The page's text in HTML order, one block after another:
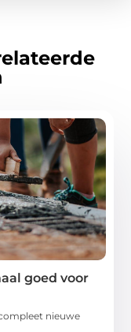
goed voor
nieuwe